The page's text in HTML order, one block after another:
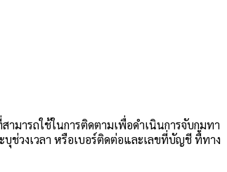
มารถใช้ในการติดตามเพื่อดำเนินการจับกุมทา
ช่วงเวลา หรือเบอร์ติดต่อและเลขที่บัญชี ที่ทาง